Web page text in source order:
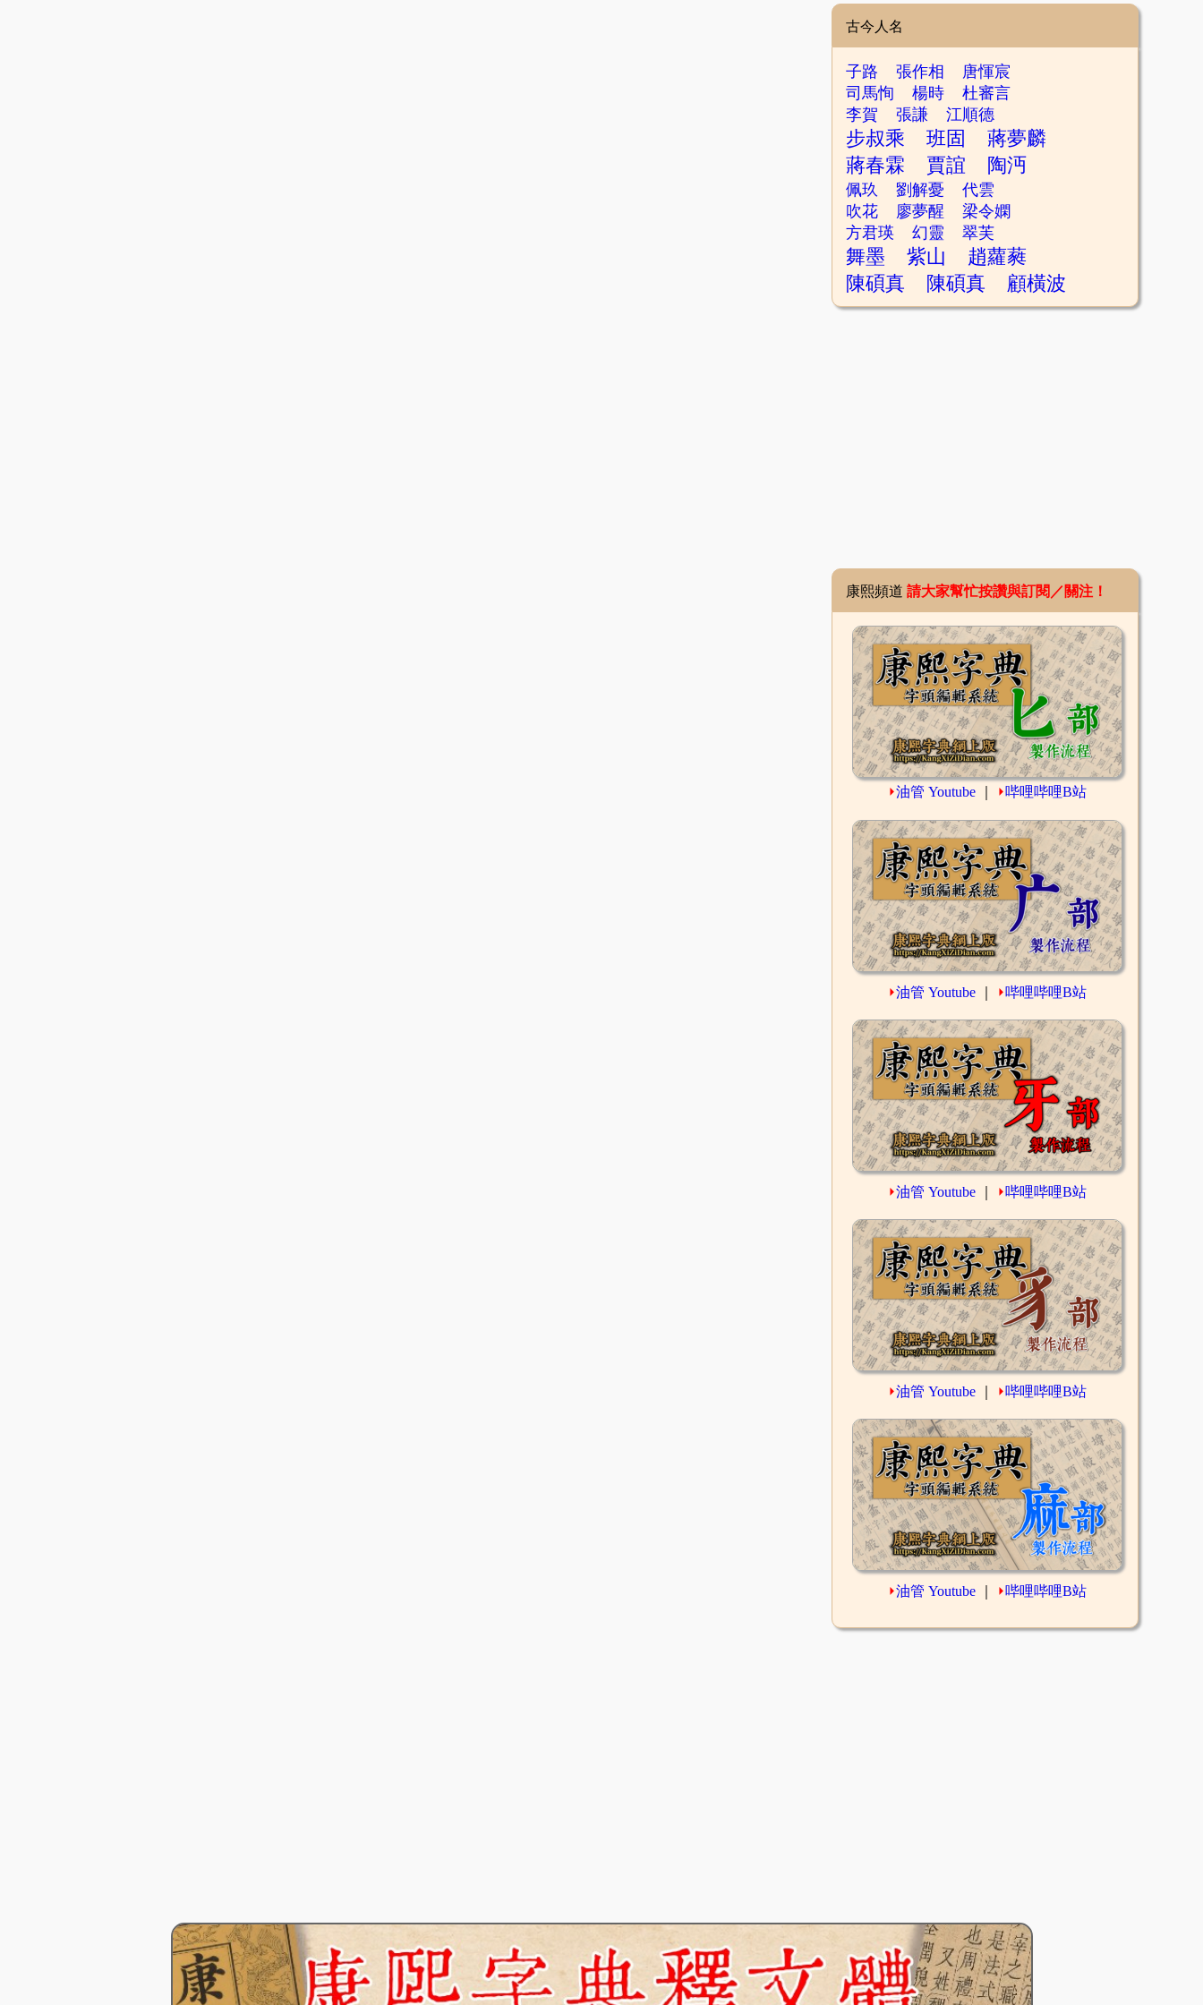
古今人名
子路 張作相
唐惲宸
司馬恂
楊時
杜審言
李賀
張謙 江順德
步叔乘 班固
蔣夢麟
蔣春霖
賈誼 陶沔
佩玖 劉解憂
代雲
吹花
廖夢醒
梁令嫻
方君瑛
幻靈 翠芙
舞墨 紫山
趙蘿蕤
陳碩真
陳碩真 顧橫波
康熙頻道 請大家幫忙按讚與訂閱／關注！
⏵油管 Youtube ⏵哔哩哔哩B站
⏵油管 Youtube ⏵哔哩哔哩B站
⏵油管 Youtube ⏵哔哩哔哩B站
⏵油管 Youtube ⏵哔哩哔哩B站
⏵油管 Youtube ⏵哔哩哔哩B站